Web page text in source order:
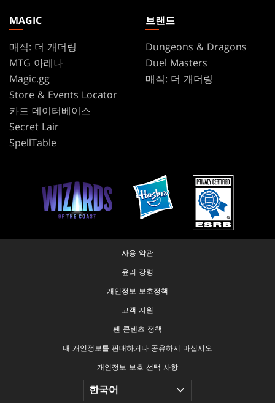
MAGIC
매직: 더 개더링
MTG 아레나
Magic.gg
Store & Events Locator
카드 데이터베이스
Secret Lair
SpellTable
브랜드
Dungeons & Dragons
Duel Masters
매직: 더 개더링
사용 약관
윤리 강령
개인정보 보호정책
고객 지원
팬 콘텐츠 정책
내 개인정보를 판매하거나 공유하지 마십시오
개인정보 보호 선택 사항